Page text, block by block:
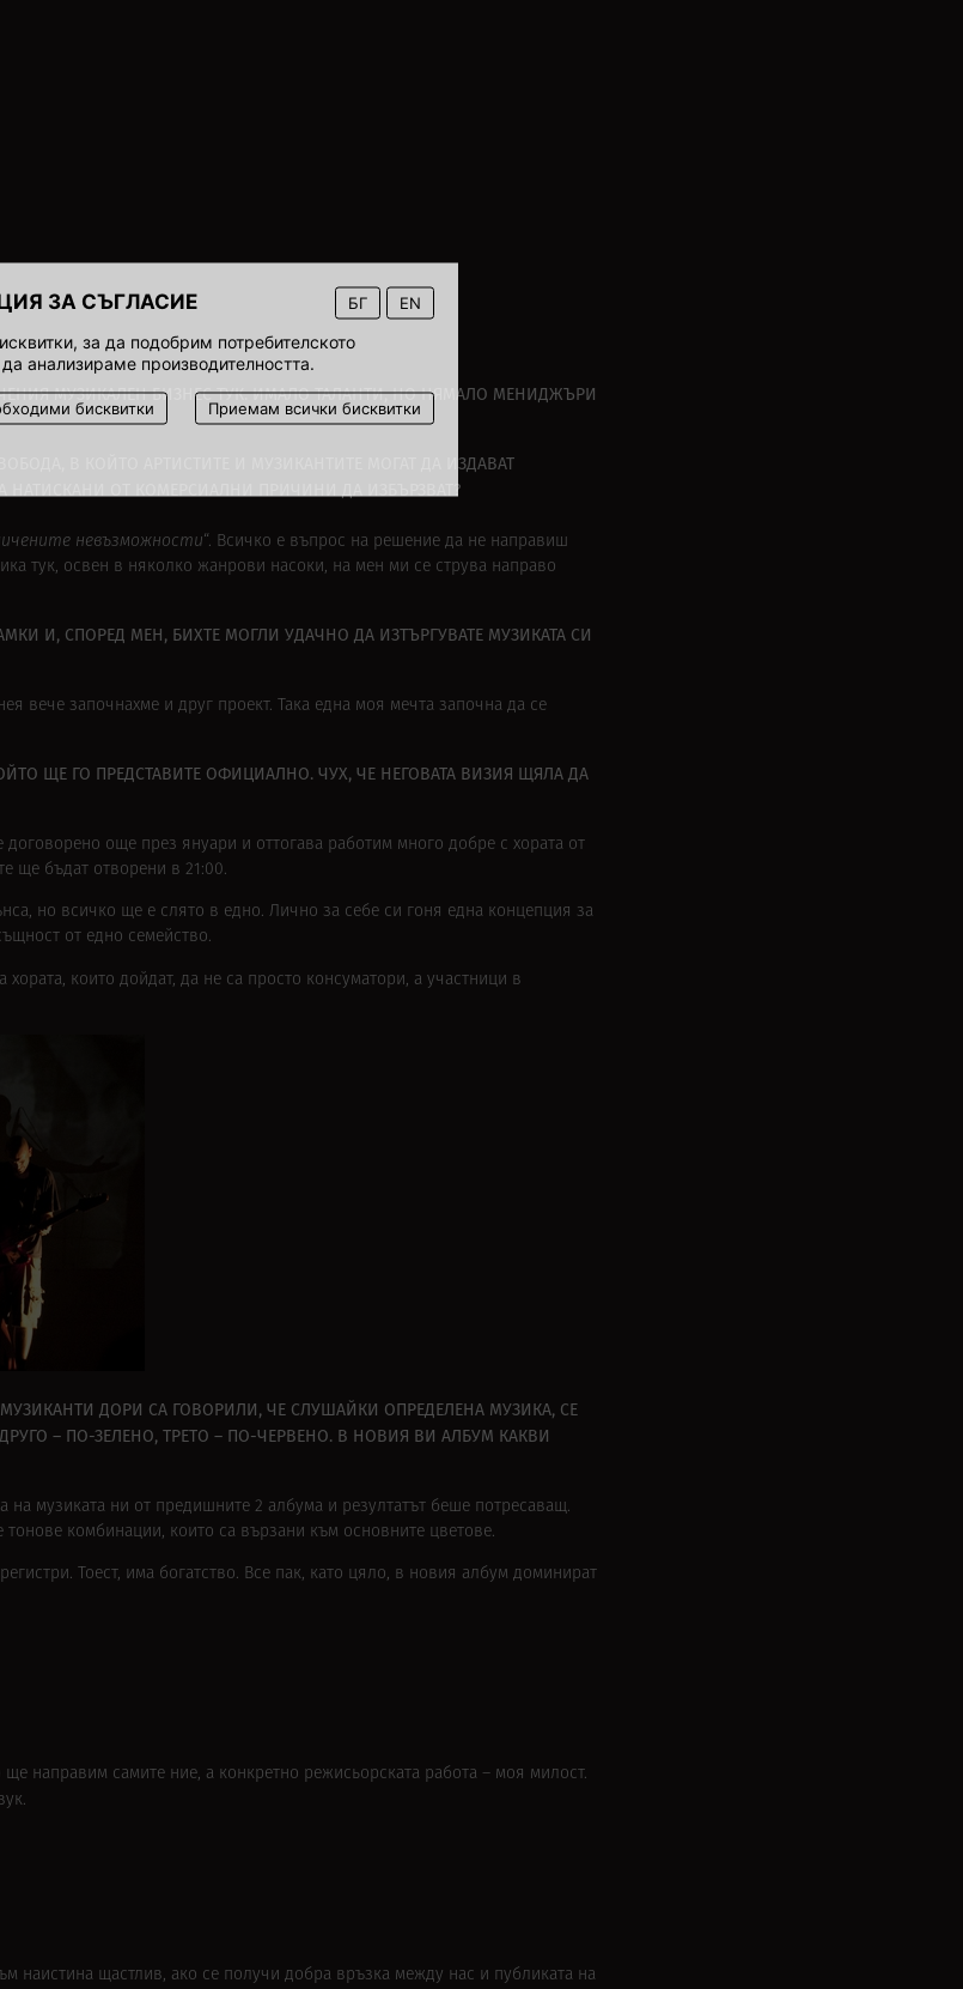
ЗА СЪГЛАСИЕ БГ EN
за да подобрим потребителското
анализираме производителността.
бисквитки Приемам всички бисквитки
МУЗИКАЛЕН БИЗНЕС ТУК. ИМАЛО ТАЛАНТИ, НО НЯМАЛО МЕНИДЖЪРИ
В КОЙТО АРТИСТИТЕ И МУЗИКАНТИТЕ МОГАТ ДА ИЗДАВАТ
НАТИСКАНИ ОТ КОМЕРСИАЛНИ ПРИЧИНИ ДА ИЗБЪРЗВАТ?
невъзможности“. Всичко е въпрос на решение да не направиш
тук, освен в няколко жанрови насоки, на мен ми се струва направо
И, СПОРЕД МЕН, БИХТЕ МОГЛИ УДАЧНО ДА ИЗТЪРГУВАТЕ МУЗИКАТА СИ
вече започнахме и друг проект. Така една моя мечта започна да се
ЩЕ ГО ПРЕДСТАВИТЕ ОФИЦИАЛНО. ЧУХ, ЧЕ НЕГОВАТА ВИЗИЯ ЩЯЛА ДА
още през януари и оттогава работим много добре с хората от
ще бъдат отворени в 21:00.
но всичко ще е слято в едно. Лично за себе си гоня една концепция за
от едно семейство.
които дойдат, да не са просто консуматори, а участници в
ДОРИ СА ГОВОРИЛИ, ЧЕ СЛУШАЙКИ ОПРЕДЕЛЕНА МУЗИКА, СЕ
– ПО-ЗЕЛЕНО, ТРЕТО – ПО-ЧЕРВЕНО. В НОВИЯ ВИ АЛБУМ КАКВИ
музиката ни от предишните 2 албума и резултатът беше потресаващ.
комбинации, които са вързани към основните цветове.
Тоест, има богатство. Все пак, като цяло, в новия албум доминират
направим самите ние, а конкретно режисьорската работа – моя милост.
наистина щастлив, ако се получи добра връзка между нас и публиката на